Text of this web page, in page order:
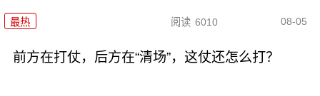
最热 阅读 6010 08-05
前方在打仗，后方在“清场”，这仗还怎么打？